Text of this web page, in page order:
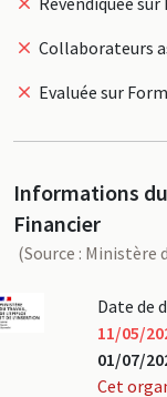
Collaborateurs
Evaluée sur
Informations
Financier
(Source : Ministère
Date de
11/05/
01/07/
Cet